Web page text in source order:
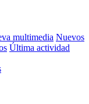
multimedia Nuevos
Última actividad